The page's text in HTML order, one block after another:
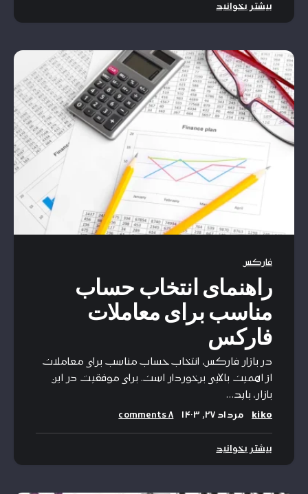
بیشتر بخوانید
فارکس
راهنمای انتخاب حساب
مناسب برای معاملات
فارکس
در بازار فارکس، انتخاب حساب مناسب برای معاملات
از اهمیت بالایی برخوردار است. برای موفقیت در این
بازار، باید…
kiko مرداد ۲۷, ۱۴۰۳ ۸ comments
بیشتر بخوانید